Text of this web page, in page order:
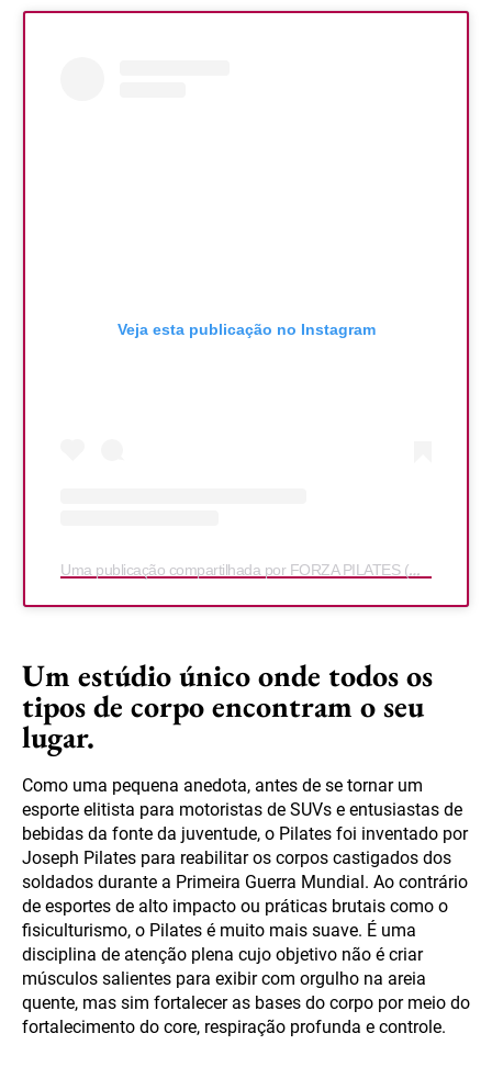
Veja esta publicação no Instagram
Uma publicação compartilhada por FORZA PILATES (@forzapilates)
Um estúdio único onde todos os
tipos de corpo encontram o seu
lugar.
Como uma pequena anedota, antes de se tornar um
esporte elitista para motoristas de SUVs e entusiastas de
bebidas da fonte da juventude, o Pilates foi inventado por
Joseph Pilates para reabilitar os corpos castigados dos
soldados durante a Primeira Guerra Mundial. Ao contrário
de esportes de alto impacto ou práticas brutais como o
fisiculturismo, o Pilates é muito mais suave. É uma
disciplina de atenção plena cujo objetivo não é criar
músculos salientes para exibir com orgulho na areia
quente, mas sim fortalecer as bases do corpo por meio do
fortalecimento do core, respiração profunda e controle.